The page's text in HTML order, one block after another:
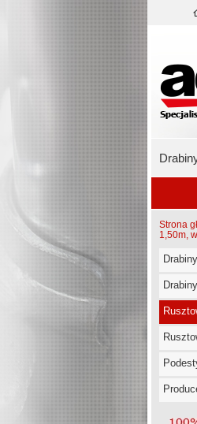
Strona
1,50m,
Drabiny